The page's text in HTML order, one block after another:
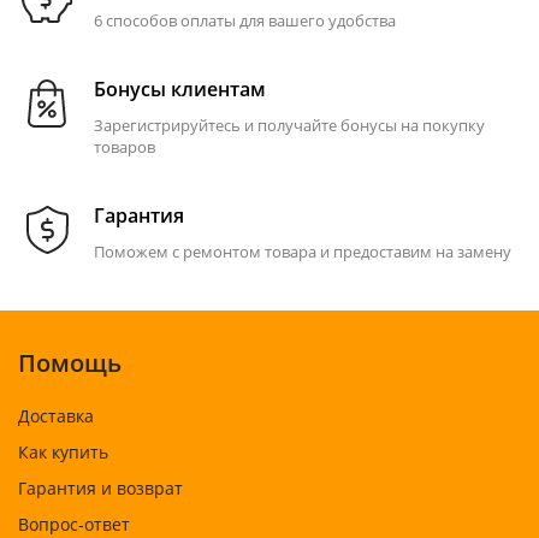
6 способов оплаты для вашего удобства
Бонусы клиентам
Зарегистрируйтесь и получайте бонусы на покупку
товаров
Гарантия
Поможем с ремонтом товара и предоставим на замену
Помощь
Доставка
Как купить
Гарантия и возврат
Вопрос-ответ